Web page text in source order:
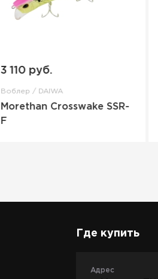
3 110 руб.
Воблер / DAIWA
Morethan Crosswake SSR-
F
Где купить
Адрес